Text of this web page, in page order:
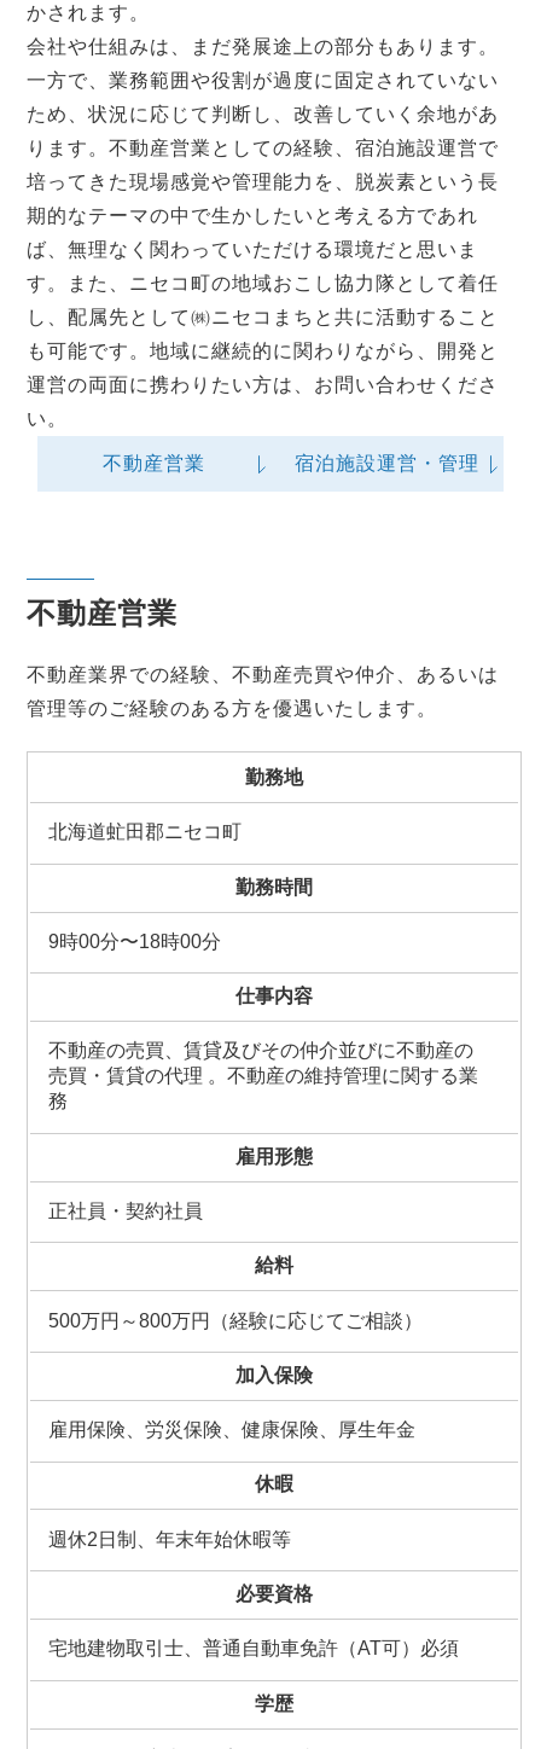
かされます。
会社や仕組みは、まだ発展途上の部分もあります。
一方で、業務範囲や役割が過度に固定されていない
ため、状況に応じて判断し、改善していく余地があ
ります。不動産営業としての経験、宿泊施設運営で
培ってきた現場感覚や管理能力を、脱炭素という長
期的なテーマの中で生かしたいと考える方であれ
ば、無理なく関わっていただける環境だと思いま
す。また、ニセコ町の地域おこし協力隊として着任
し、配属先として㈱ニセコまちと共に活動すること
も可能です。地域に継続的に関わりながら、開発と
運営の両面に携わりたい方は、お問い合わせくださ
い。
不動産営業 宿泊施設運営・管理
不動産営業
不動産業界での経験、不動産売買や仲介、あるいは
管理等のご経験のある方を優遇いたします。
勤務地
北海道虻田郡ニセコ町
勤務時間
9時00分〜18時00分
仕事内容
不動産の売買、賃貸及びその仲介並びに不動産の
売買・賃貸の代理 。不動産の維持管理に関する業
務
雇用形態
正社員・契約社員
給料
500万円～800万円（経験に応じてご相談）
加入保険
雇用保険、労災保険、健康保険、厚生年金
休暇
週休2日制、年末年始休暇等
必要資格
宅地建物取引士、普通自動車免許（AT可）必須
学歴